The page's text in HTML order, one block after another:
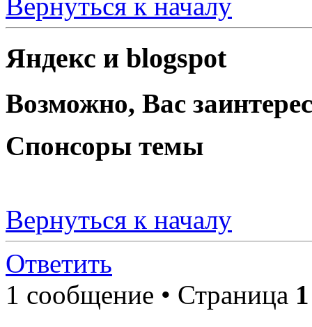
Вернуться к началу
Яндекс и blogspot
Возможно, Вас
Спонсоры темы
Вернуться к началу
Ответить
1 сообщение • Страница 1